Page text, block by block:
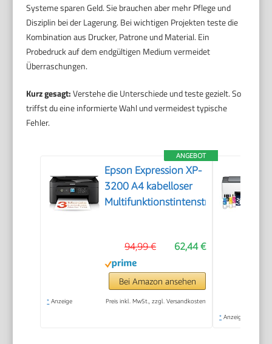
Systeme sparen Geld. Sie brauchen aber mehr Pflege und
Disziplin bei der Lagerung. Bei wichtigen Projekten teste die
Kombination aus Drucker, Patrone und Material. Ein
Probedruck auf dem endgültigen Medium vermeidet
Überraschungen.
Kurz gesagt:Verstehe die Unterschiede und teste gezielt. So
triffst du eine informierte Wahl und vermeidest typische
Fehler.
ANGEBOT
Epson Expression XP-
3200 A4 kabelloser
Multifunktionstintenstrahldrucker
62,44 €
94,99 €
Bei Amazon ansehen
* Anzeige Preis inkl. MwSt., zzgl. Versandkosten
* Anzeige